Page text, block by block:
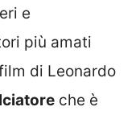
e
più amati
di Leonardo
che è